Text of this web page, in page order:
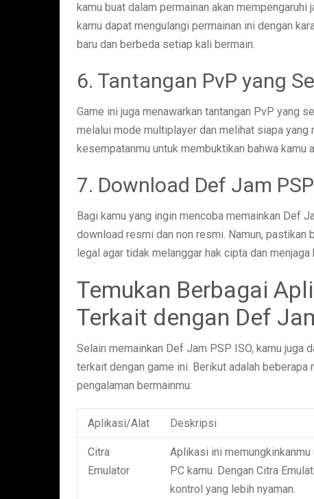
kamu buat dalam permainan akan
kamu dapat mengulangi permainan ini dengan
baru dan berbeda setiap kali bermain.
6. Tantangan PvP yang
Game ini juga menawarkan tantangan PvP yang
melalui mode multiplayer dan melihat siapa yang
kesempatanmu untuk membuktikan bahwa kamu
7. Download Def Jam
Bagi kamu yang ingin mencoba memainkan Def
download resmi dan non resmi. Namun, pastikan
legal agar tidak melanggar hak cipta dan menjaga
Temukan Berbagai
Terkait dengan Def
Selain memainkan Def Jam PSP ISO, kamu juga
terkait dengan game ini. Berikut adalah
pengalaman bermainmu:
Aplikasi/Alat Deskripsi
Citra
Emulator
Aplikasi ini
PC kamu. Dengan Citra
kontrol yang lebih nyaman.